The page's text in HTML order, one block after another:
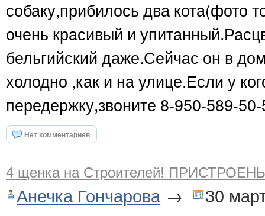
собаку,прибилось два кота(фото
очень красивый и
бельгийский даже.Сейчас он в
холодно ,как и на улице.Если у
передержку,звоните 8-950-589-
Нет комментариев
4 щенка на Строителей!
Анечка Гончарова → 30